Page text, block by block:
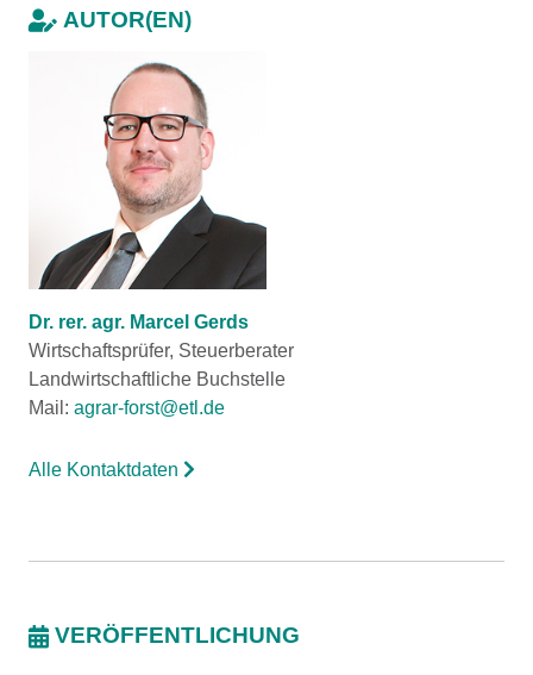
AUTOR(EN)
Dr. rer. agr. Marcel Gerds
Wirtschaftsprüfer, Steuerberater
Landwirtschaftliche Buchstelle
Mail: agrar-forst@etl.de
Alle Kontaktdaten
VERÖFFENTLICHUNG